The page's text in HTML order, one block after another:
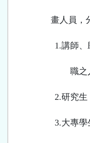
畫人員，
1.講師、
職之
2.研究生
3.大專